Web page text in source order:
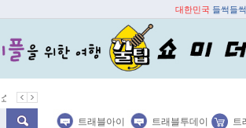
대한민국 들썩들썩
쇼 미 더 트래블아이
트래블아이 트래블투데이 트